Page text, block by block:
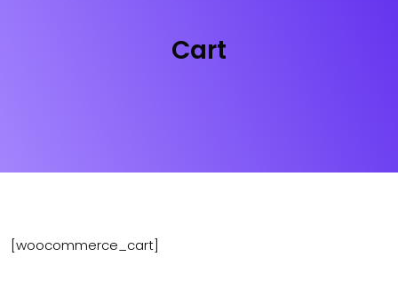
Cart
[woocommerce_cart]